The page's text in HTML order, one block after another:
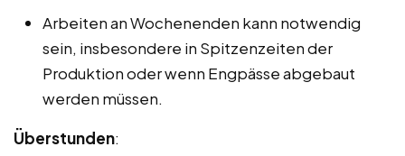
Arbeiten an Wochenenden kann notwendig
sein, insbesondere in Spitzenzeiten der
Produktion oder wenn Engpässe abgebaut
werden müssen.
Überstunden: